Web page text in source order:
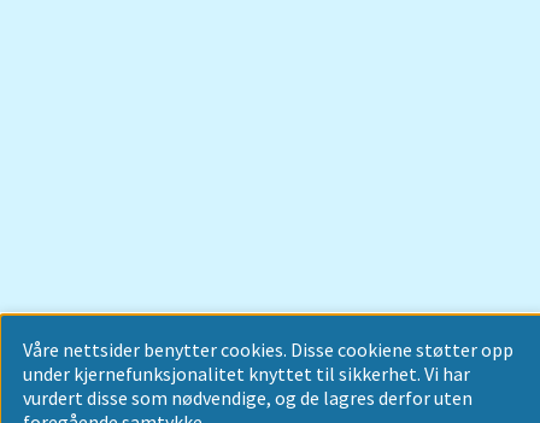
Våre nettsider benytter cookies. Disse cookiene støtter opp
under kjernefunksjonalitet knyttet til sikkerhet. Vi har
vurdert disse som nødvendige, og de lagres derfor uten